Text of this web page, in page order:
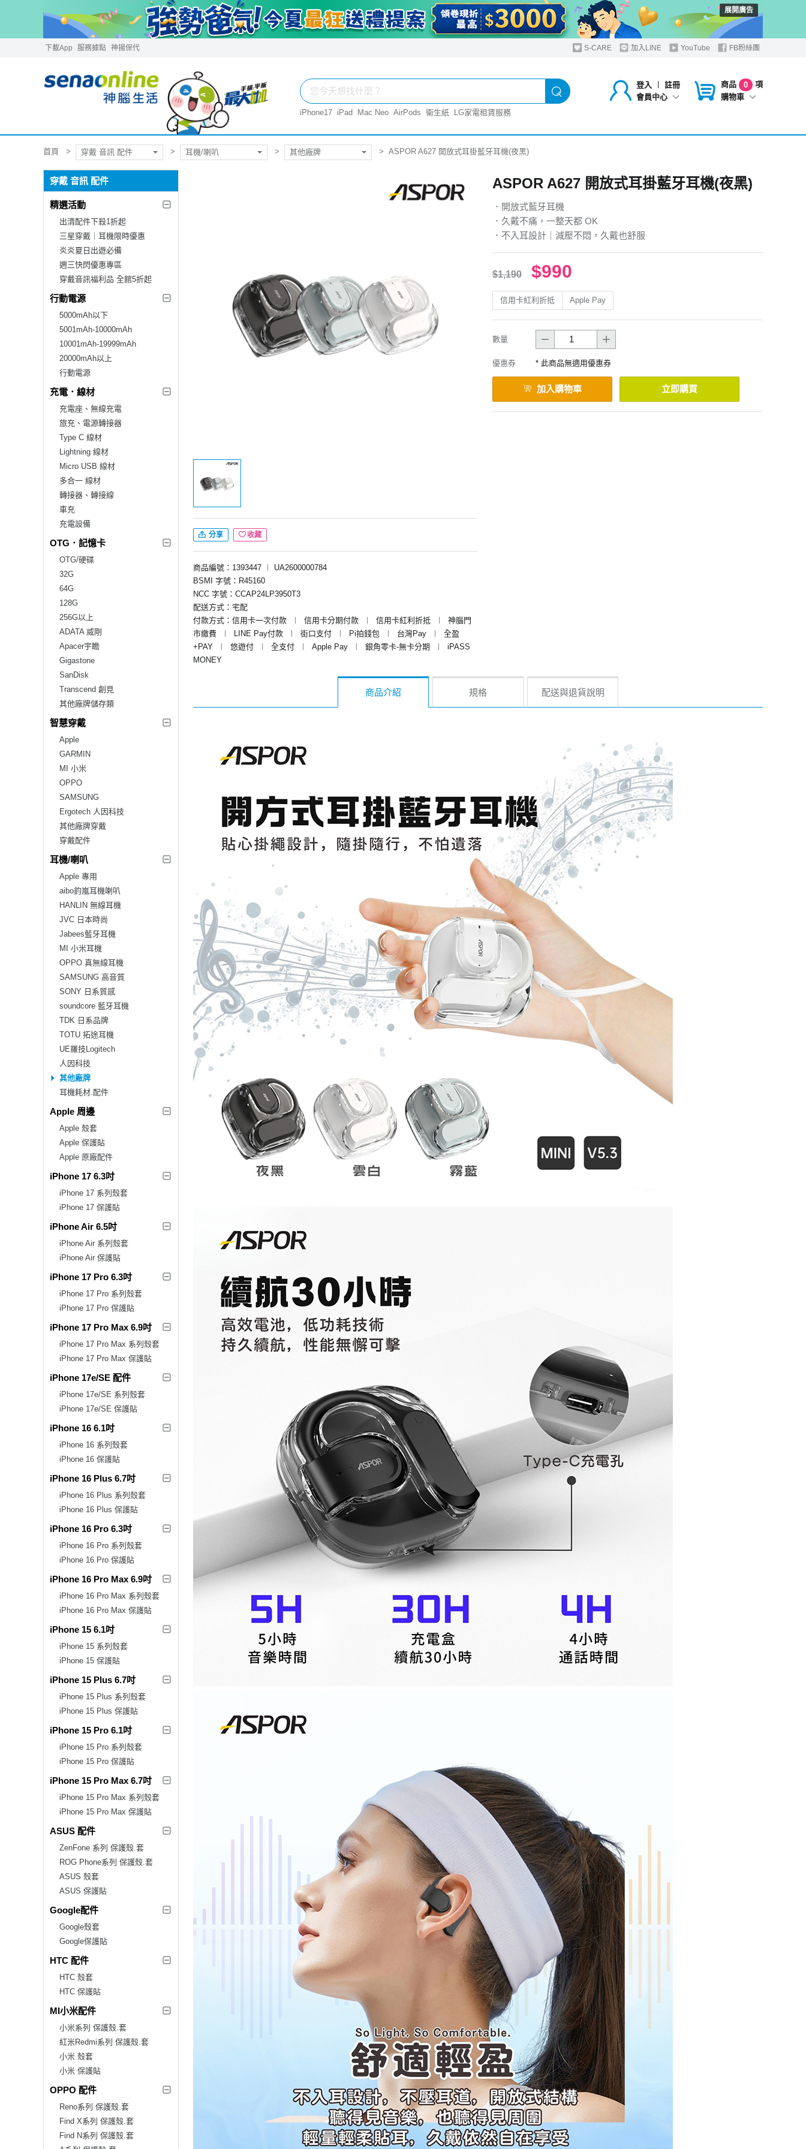
展開廣告
下載App 服務據點 神揚保代 S-CARE 加入LINE YouTube FB粉絲團
登入 ︱
註冊
會員中心
商品 0
項
購物車
iPhone17 iPad Mac Neo AirPods 衛生紙 LG家電租賃服務
首頁 穿戴 音訊 配件 耳機/喇叭 其他廠牌 ASPOR A627 開放式耳掛藍牙耳機(夜黑)
穿戴 音訊 配件
精選活動
出清配件下殺1折起
三星穿戴｜耳機限時優惠
炎炎夏日出遊必備
週三快閃優惠專區
穿戴音訊福利品 全館5折起
行動電源
5000mAh以下
5001mAh-10000mAh
10001mAh-19999mAh
20000mAh以上
行動電源
充電．線材
充電座、無線充電
旅充、電源轉接器
Type C 線材
Lightning 線材
Micro USB 線材
多合一 線材
轉接器、轉接線
車充
充電設備
OTG．記憶卡
OTG/硬碟
32G
64G
128G
256G以上
ADATA 威剛
Apacer宇瞻
Gigastone
SanDisk
Transcend 創見
其他廠牌儲存類
智慧穿戴
Apple
GARMIN
MI 小米
OPPO
SAMSUNG
Ergotech 人因科技
其他廠牌穿戴
穿戴配件
耳機/喇叭
Apple 專用
aibo鈞嵐耳機喇叭
HANLIN 無線耳機
JVC 日本時尚
Jabees藍牙耳機
MI 小米耳機
OPPO 真無線耳機
SAMSUNG 高音質
SONY 日系質感
soundcore 藍牙耳機
TDK 日系品牌
TOTU 拓途耳機
UE羅技Logitech
人因科技
其他廠牌
耳機耗材.配件
Apple 周邊
Apple 殼套
Apple 保護貼
Apple 原廠配件
iPhone 17 6.3吋
iPhone 17 系列殼套
iPhone 17 保護貼
iPhone Air 6.5吋
iPhone Air 系列殼套
iPhone Air 保護貼
iPhone 17 Pro 6.3吋
iPhone 17 Pro 系列殼套
iPhone 17 Pro 保護貼
iPhone 17 Pro Max 6.9吋
iPhone 17 Pro Max 系列殼套
iPhone 17 Pro Max 保護貼
iPhone 17e/SE 配件
iPhone 17e/SE 系列殼套
iPhone 17e/SE 保護貼
iPhone 16 6.1吋
iPhone 16 系列殼套
iPhone 16 保護貼
iPhone 16 Plus 6.7吋
iPhone 16 Plus 系列殼套
iPhone 16 Plus 保護貼
iPhone 16 Pro 6.3吋
iPhone 16 Pro 系列殼套
iPhone 16 Pro 保護貼
iPhone 16 Pro Max 6.9吋
iPhone 16 Pro Max 系列殼套
iPhone 16 Pro Max 保護貼
iPhone 15 6.1吋
iPhone 15 系列殼套
iPhone 15 保護貼
iPhone 15 Plus 6.7吋
iPhone 15 Plus 系列殼套
iPhone 15 Plus 保護貼
iPhone 15 Pro 6.1吋
iPhone 15 Pro 系列殼套
iPhone 15 Pro 保護貼
iPhone 15 Pro Max 6.7吋
iPhone 15 Pro Max 系列殼套
iPhone 15 Pro Max 保護貼
ASUS 配件
ZenFone 系列 保護殼.套
ROG Phone系列 保護殼.套
ASUS 殼套
ASUS 保護貼
Google配件
Google殼套
Google保護貼
HTC 配件
HTC 殼套
HTC 保護貼
MI小米配件
小米系列 保護殼.套
紅米Redmi系列 保護殼.套
小米 殼套
小米 保護貼
OPPO 配件
Reno系列 保護殼.套
Find X系列 保護殼.套
Find N系列 保護殼.套
分享 收藏
商品編號：1393447 ︱
UA2600000784
BSMI 字號：R45160
NCC 字號：CCAP24LP3950T3
配送方式：宅配
付款方式：信用卡一次付款
︱ 信用卡分期付款 ︱ 信用卡紅利折抵 ︱
神腦門
市繳費
︱ LINE Pay付款 ︱ 街口支付 ︱ Pi拍錢包 ︱ 台灣Pay ︱
全盈
+PAY
︱ 悠遊付 ︱ 全支付 ︱ Apple Pay ︱ 銀角零卡-無卡分期 ︱
iPASS
MONEY
ASPOR A627 開放式耳掛藍牙耳機(夜黑)
．開放式藍牙耳機
．久戴不痛，一整天都 OK
．不入耳設計｜減壓不悶，久戴也舒服
$1,190 $990
信用卡紅利折抵 Apple Pay
數量
優惠券 * 此商品無適用優惠券
加入購物車 立即購買
商品介紹 規格 配送與退貨說明